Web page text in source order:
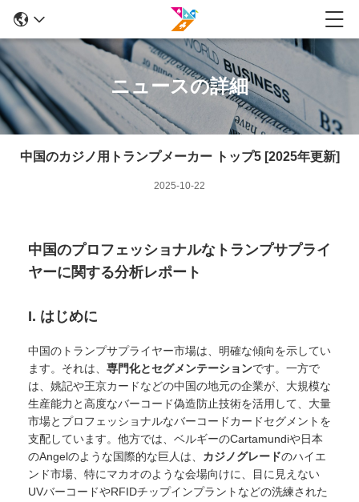
ニュースの詳細
中国のカジノ用トランプメーカー トップ5 [2025年更新]
2025-10-22
中国のプロフェッショナルなトランプサプライ
ヤーに関する分析レポート
I. はじめに
中国のトランプサプライヤー市場は、明確な傾向を示してい
ます。それは、 専門化とセグメンテーションです。一方で
は、姚記や王京カードなどの中国の地元の企業が、大規模な
生産能力と高度なバーコード偽造防止技術を活用して、大量
市場とプロフェッショナルなバーコードカードセグメントを
支配しています。他方では、ベルギーのCartamundiや日本
のAngelのような国際的な巨人は、 カジノグレードのハイエ
ンド市場、特にマカオのような会場向けに、目に見えない
UVバーコードやRFIDチップインプラントなどの洗練された